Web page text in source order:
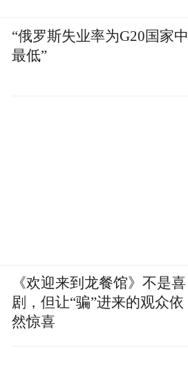
“俄罗斯失业率为G20国家中
最低”
《欢迎来到龙餐馆》不是喜
剧，但让“骗”进来的观众依
然惊喜